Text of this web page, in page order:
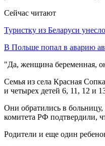
Сейчас читают
Туристку из Беларуси
В Польше попал в аварию
"Да, женщина беременная,
Семья из села Красная
и четырех детей 6, 11, 12 и
Они обратились в больницу,
комитета РФ подтвердили,
Родители и еще один